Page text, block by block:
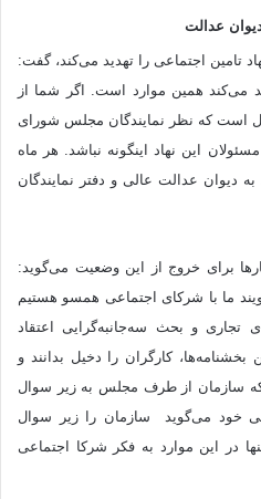
عدالت
تامین اجتماعی را تهدید می‌کند، گفت:
می‌کند همین موارد است. اگر شما از
است که نظر نمایندگان مجلس شورای
این نهاد اینگونه نباشد. هر ماه
دیوان عدالت عالی و دفتر نمایندگان
برای خروج از این وضعیت می‌گوید:
ما با شرکای اجتماعی همسو هستیم
تجاری و بحث سه‌جانبه‌گرایی اعتقاد
کارگران را دخیل بدانند و
که سازمان از طرف مجلس به زیر سوال
خود می‌گوید سازمان را زیر سوال
در این موارد به فکر شرکا اجتماعی